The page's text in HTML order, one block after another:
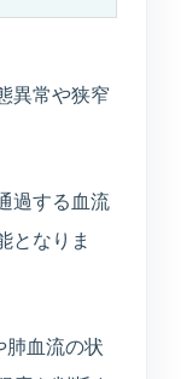
異常や狭窄
過する血流
となりま
肺血流の状